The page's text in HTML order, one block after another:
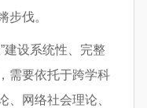
步伐。
设系统性、完整
需要依托于跨学科
、网络社会理论、